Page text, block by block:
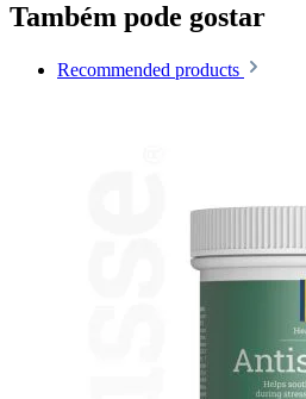
Também pode gostar
Recommended products